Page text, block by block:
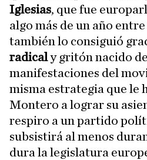
Iglesias, que fue
algo más de un año
también lo consiguió
radicaly gritón nacido
manifestaciones del
misma estrategia que le
Montero a lograr su
respiro a un partido
subsistirá al menos
dura la legislatura